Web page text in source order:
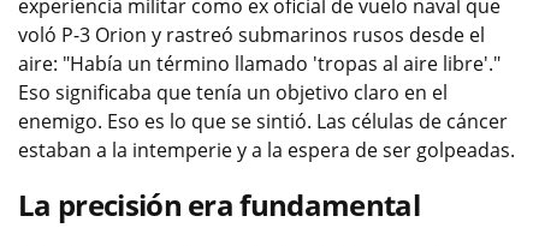
experiencia militar como ex oficial de vuelo naval que
voló P-3 Orion y rastreó submarinos rusos desde el
aire: "Había un término llamado 'tropas al aire libre'."
Eso significaba que tenía un objetivo claro en el
enemigo. Eso es lo que se sintió. Las células de cáncer
estaban a la intemperie y a la espera de ser golpeadas.
La precisión era fundamental